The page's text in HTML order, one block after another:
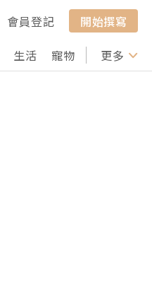
會員登記
開始撰寫
生活 寵物 行山 打卡
更多